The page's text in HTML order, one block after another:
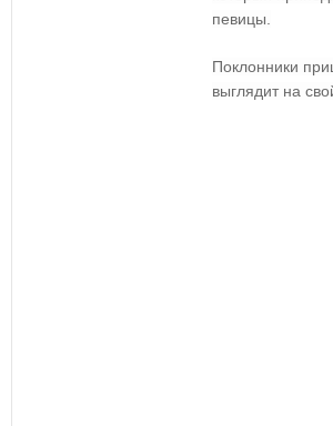
певицы.
Поклонники
выглядит на